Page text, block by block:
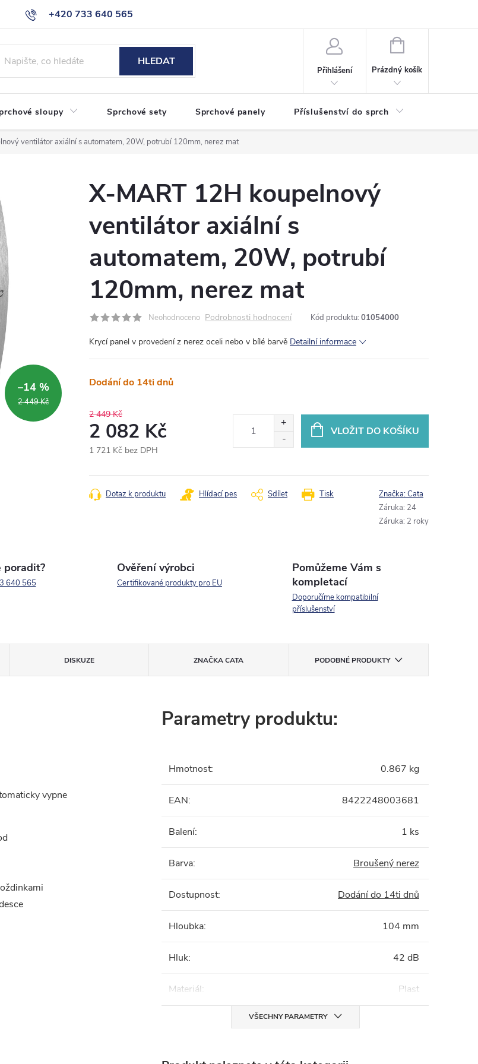
+420 733 640 565
info@eshop-sanita.cz
Reklamace Obchodní podmínky
HLEDAT
Přihlášení
NÁKUPNÍ
Prázdný košík
sloupy Sprchové sety Sprchové panely Příslušenství do sprch
ventilátor axiální s automatem, 20W, potrubí 120mm, nerez mat
2 449 Kč
–14 %
X-MART 12H koupelnový
ventilátor axiální s
automatem, 20W, potrubí
120mm, nerez mat
Neohodnoceno Podrobnosti hodnocení Kód produktu: 01054000
Krycí panel v provedení z nerez oceli nebo v bílé barvě Detailní informace
Dodání do 14ti dnů
2 449 Kč
2 082 Kč
1 721 Kč bez DPH
cena:
VLOŽIT DO KOŠÍKU
Tisk
Dotaz k produktu Hlídací pes Sdílet Značka:Cata
Záruka: 24
Záruka: 2 roky
poradit?
640 565
Ověření výrobci
Certifikované produkty pro EU
Pomůžeme Vám s
kompletací
Doporučíme kompatibilní
příslušenství
DISKUZE ZNAČKACATA PODOBNÉ PRODUKTY
vypne
Parametry produktu:
Hmotnost: 0.867 kg
EAN: 8422248003681
Balení: 1 ks
Barva: Broušený nerez
Dostupnost: Dodání do 14ti dnů
Hloubka: 104 mm
Hluk: 42 dB
Materiál: Plast
VŠECHNY PARAMETRY